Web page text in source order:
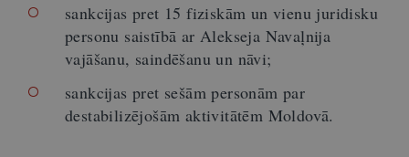
sankcijas pret 15 fiziskām un vienu juridisku
personu saistībā ar Alekseja Navaļnija
vajāšanu, saindēšanu un nāvi;
sankcijas pret sešām personām par
destabilizējošām aktivitātēm Moldovā.